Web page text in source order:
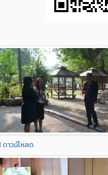
ดาวน์โหลด